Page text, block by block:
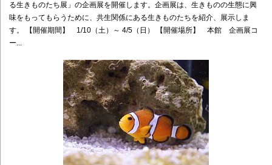
る生きものたち展」の企画展を開催します。企画展は、生きものの生態に興
味をもってもらうために、共生関係にある生きものたちを紹介、展示しま
す。 【開催期間】 1/10（土）～ 4/5（日） 【開催場所】 本館 企画展コ
ー...